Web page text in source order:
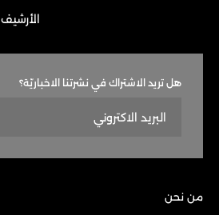
الأرشيف
هل تريد الاشتراك في نشرتنا الاخباريّة؟
من نحن